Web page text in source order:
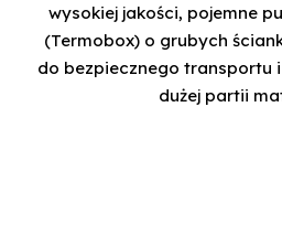
wysokiej jakości, pojemne
(Termobox) o grubych
do bezpiecznego transportu
dużej partii